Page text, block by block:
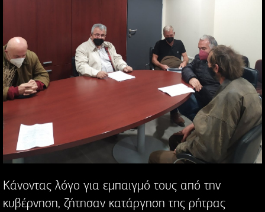
Κάνοντας λόγο για εμπαιγμό τους από την
κυβέρνηση, ζήτησαν κατάργηση της ρήτρας